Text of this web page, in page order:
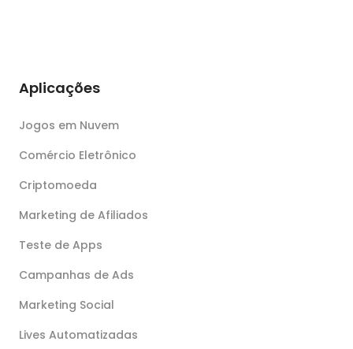
Aplicações
Jogos em Nuvem
Comércio Eletrônico
Criptomoeda
Marketing de Afiliados
Teste de Apps
Campanhas de Ads
Marketing Social
Lives Automatizadas